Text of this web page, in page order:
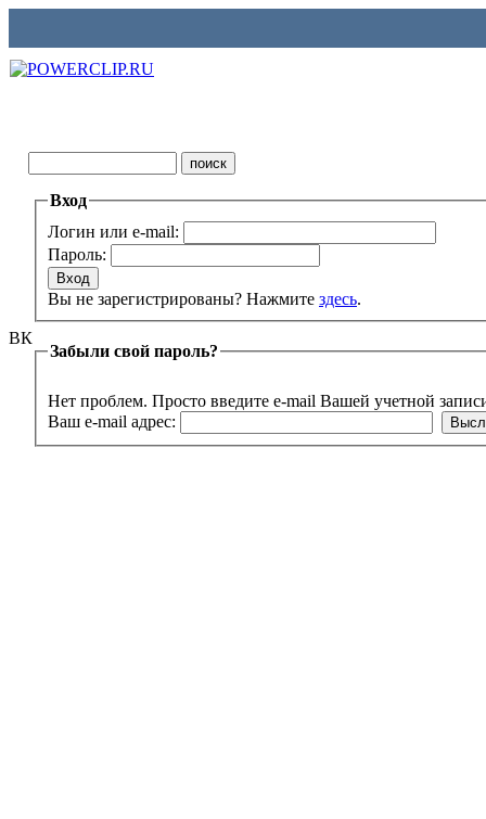
ВК
Вход
Логин или e-mail:
Пароль:
Вы не зарегистрированы? Нажмите здесь.
Забыли свой пароль?
Нет проблем. Просто введите e-mail Вашей учетной
Ваш e-mail адрес: